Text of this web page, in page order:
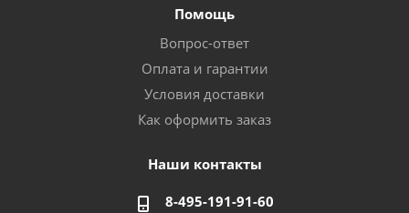
Помощь
Вопрос-ответ
Оплата и гарантии
Условия доставки
Как оформить заказ
Наши контакты
8-495-191-91-60